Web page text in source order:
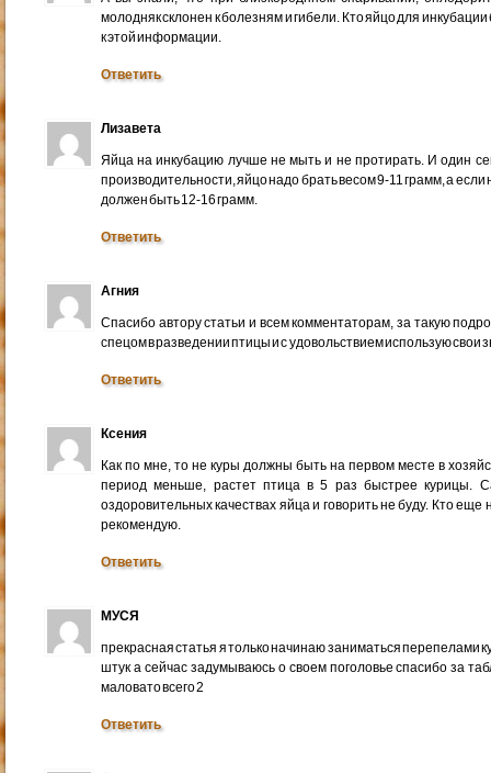
молодняк склонен к болезням и гибели. Кто яйцо для
к этой информации.
Ответить
Лизавета
Яйца на инкубацию лучше не мыть и не протирать. И один
производительности, яйцо надо брать весом 9-11 грамм, а если
должен быть 12-16 грамм.
Ответить
Агния
Спасибо автору статьи и всем комментаторам, за такую
спецом в разведении птицы и с удовольствием использую свои
Ответить
Ксения
Как по мне, то не куры должны быть на первом месте в
период меньше, растет птица в 5 раз быстрее курицы.
оздоровительных качествах яйца и говорить не буду. Кто
рекомендую.
Ответить
МУСЯ
прекрасная статья я только начинаю заниматься перепелами
штук а сейчас задумываюсь о своем поголовье спасибо за
маловато всего 2
Ответить